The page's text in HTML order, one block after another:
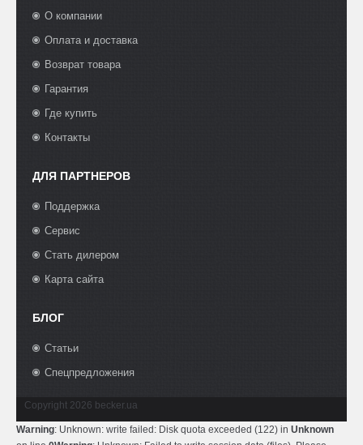
О компании
Оплата и доставка
Возврат товара
Гарантия
Где купить
Контакты
ДЛЯ ПАРТНЕРОВ
Поддержка
Сервис
Стать дилером
Карта сайта
БЛОГ
Статьи
Спецпредложения
Copyright 2026 becker.ua
Warning: Unknown: write failed: Disk quota exceeded (122) in Unknown